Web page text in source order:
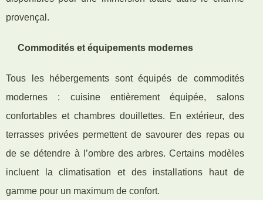
provençal.
Commodités et équipements modernes
Tous les hébergements sont équipés de commodités
modernes : cuisine entièrement équipée, salons
confortables et chambres douillettes. En extérieur, des
terrasses privées permettent de savourer des repas ou
de se détendre à l’ombre des arbres. Certains modèles
incluent la climatisation et des installations haut de
gamme pour un maximum de confort.